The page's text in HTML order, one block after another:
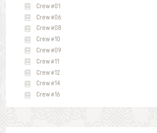
Crew #01
Crew #06
Crew #08
Crew #10
Crew #09
Crew #11
Crew #12
Crew #14
Crew #16